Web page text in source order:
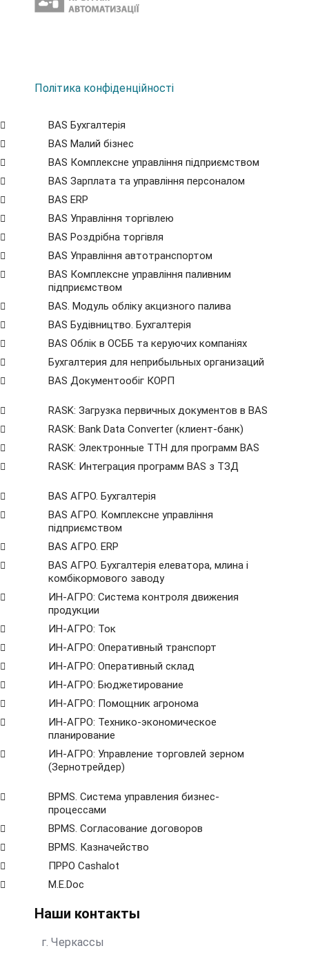
Політика конфіденційності
BAS Бухгалтерія
BAS Малий бізнес
BAS Комплексне управління підприємством
BAS Зарплата та управління персоналом
BAS ERP
BAS Управління торгівлею
BAS Роздрібна торгівля
BAS Управління автотранспортом
BAS Комплексне управління паливним
підприємством
BAS. Модуль обліку акцизного палива
BAS Будівництво. Бухгалтерія
BAS Облік в ОСББ та керуючих компаніях
Бухгалтерия для неприбыльных организаций
BAS Документообіг КОРП
RASK: Загрузка первичных документов в BAS
RASK: Bank Data Сonverter (клиент-банк)
RASK: Электронные ТТН для программ BAS
RASK: Интеграция программ BAS з ТЗД
BAS АГРО. Бухгалтерія
BAS АГРО. Комплексне управління
підприємством
BAS АГРО. ERP
BAS АГРО. Бухгалтерія елеватора, млина і
комбікормового заводу
ИН-АГРО: Система контроля движения
продукции
ИН-АГРО: Ток
ИН-АГРО: Оперативный транспорт
ИН-АГРО: Оперативный склад
ИН-АГРО: Бюджетирование
ИН-АГРО: Помощник агронома
ИН-АГРО: Технико-экономическое
планирование
ИН-АГРО: Управление торговлей зерном
(Зернотрейдер)
ВРМS. Система управления бизнес-
процессами
BPMS. Согласование договоров
BPМS. Казначейство
ПРРО Cashalot
M.E.Doc
Наши контакты
г. Черкассы